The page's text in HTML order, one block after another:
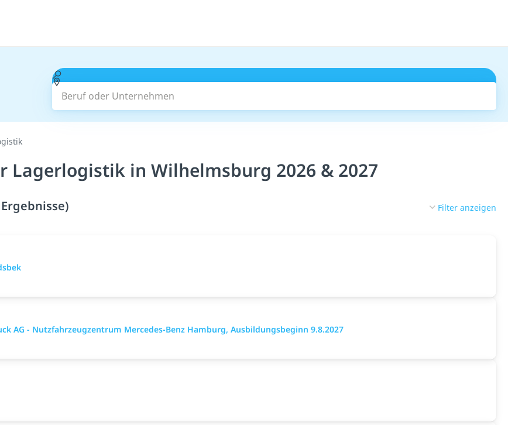
Beruf oder Unternehmen
in Wilhelmsburg 2026 & 2027
Filter anzeigen
AG - Nutzfahrzeugzentrum Mercedes-Benz Hamburg, Ausbildungsbeginn 9.8.2027